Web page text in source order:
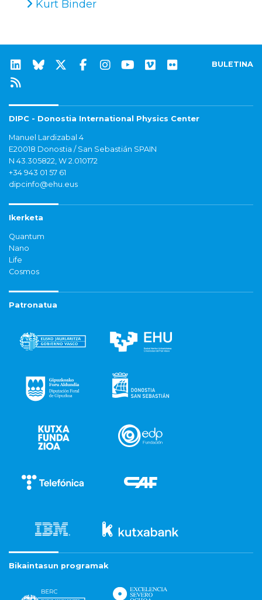
Kurt Binder
BULETINA
DIPC - Donostia International Physics Center
Manuel Lardizabal 4
E20018 Donostia / San Sebastián SPAIN
N 43.305822, W 2.010172
+34 943 01 57 61
dipcinfo@ehu.eus
Ikerketa
Quantum
Nano
Life
Cosmos
Patronatua
Bikaintasun programak